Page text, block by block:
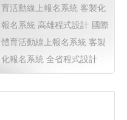
系統 Y114
國際賽事報名系統
國際體
育活動線上報名系統 客製化
報名系統 高雄程式設計 國際
化報名系統 全省程式設計